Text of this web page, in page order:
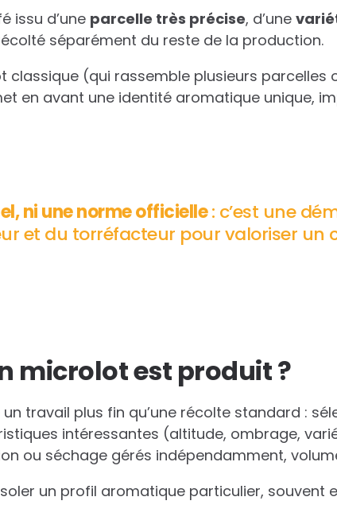
issu d’une parcelle très précise, d’une
séparément du reste de la production.
classique (qui rassemble plusieurs parcelles
en avant une identité aromatique unique,
ni une norme officielle: c’est une
et du torréfacteur pour valoriser un
microlot est produit ?
travail plus fin qu’une récolte standard :
intéressantes (altitude, ombrage,
ou séchage gérés indépendamment,
un profil aromatique particulier, souvent